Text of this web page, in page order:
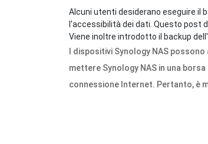
Alcuni utenti desiderano eseguire il
l'accessibilità dei dati. Questo post
Viene inoltre introdotto il backup
I dispositivi Synology NAS
mettere Synology NAS in una
connessione Internet. Pertanto, è